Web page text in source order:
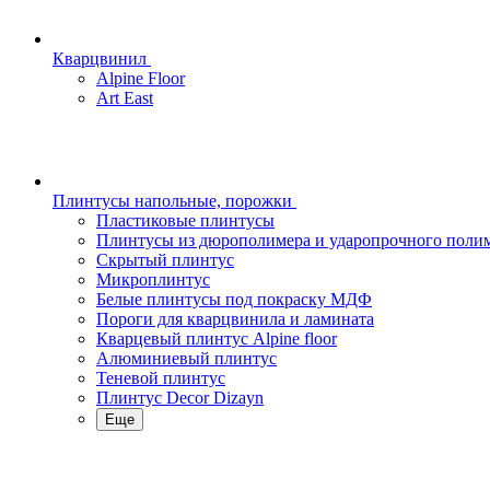
Кварцвинил
Alpine Floor
Art East
Плинтусы напольные, порожки
Пластиковые плинтусы
Плинтусы из дюрополимера и ударопрочного
Скрытый плинтус
Микроплинтус
Белые плинтусы под покраску МДФ
Пороги для кварцвинила и ламината
Кварцевый плинтус Alpine floor
Алюминиевый плинтус
Теневой плинтус
Плинтус Decor Dizayn
Еще